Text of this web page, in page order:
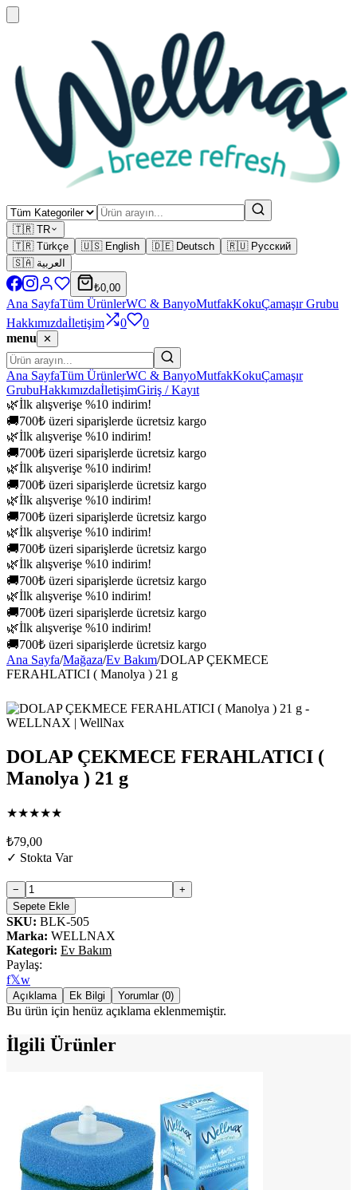
🇹🇷 TR
🇹🇷 Türkçe
🇺🇸 English 🇩🇪 Deutsch
🇷🇺 Русский
🇸🇦 العربية
₺0,00
Ana SayfaTüm ÜrünlerWC & BanyoMutfakKokuÇamaşır Grubu
Hakkımızdaİletişim 0
0
menu
✕
Ana SayfaTüm ÜrünlerWC & BanyoMutfakKokuÇamaşır
GrubuHakkımızdaİletişimGiriş / Kayıt
🌿İlk alışverişe %10 indirim!
🚚700₺ üzeri siparişlerde ücretsiz kargo
🌿İlk alışverişe %10 indirim!
🚚700₺ üzeri siparişlerde ücretsiz kargo
🌿İlk alışverişe %10 indirim!
🚚700₺ üzeri siparişlerde ücretsiz kargo
🌿İlk alışverişe %10 indirim!
🚚700₺ üzeri siparişlerde ücretsiz kargo
🌿İlk alışverişe %10 indirim!
🚚700₺ üzeri siparişlerde ücretsiz kargo
🌿İlk alışverişe %10 indirim!
🚚700₺ üzeri siparişlerde ücretsiz kargo
🌿İlk alışverişe %10 indirim!
🚚700₺ üzeri siparişlerde ücretsiz kargo
🌿İlk alışverişe %10 indirim!
🚚700₺ üzeri siparişlerde ücretsiz kargo
Ana Sayfa/Mağaza/Ev Bakım/DOLAP ÇEKMECE
FERAHLATICI ( Manolya ) 21 g
DOLAP ÇEKMECE FERAHLATICI (
Manolya ) 21 g
★★★★★
₺79,00
✓ Stokta Var
−
+
Sepete Ekle
SKU: BLK-505
Marka: WELLNAX
Kategori: Ev Bakım
Paylaş:
f𝕏w
Açıklama Ek Bilgi Yorumlar (0)
Bu ürün için henüz açıklama eklenmemiştir.
İlgili Ürünler